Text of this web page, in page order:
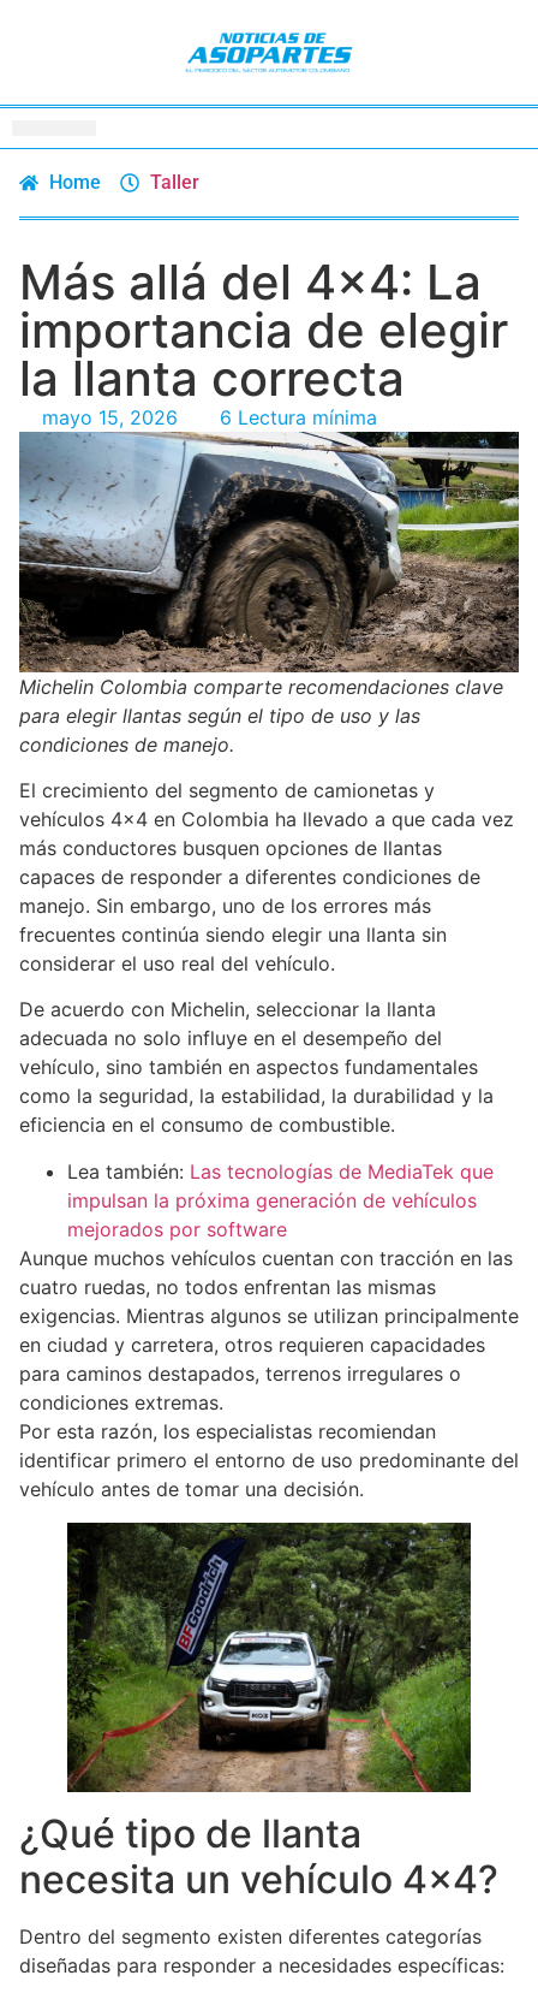
Home Taller
Más allá del 4×4: La
importancia de elegir
la llanta correcta
mayo 15, 2026 6 Lectura mínima
Michelin Colombia comparte recomendaciones clave
para elegir llantas según el tipo de uso y las
condiciones de manejo.
El crecimiento del segmento de camionetas y
vehículos 4×4 en Colombia ha llevado a que cada vez
más conductores busquen opciones de llantas
capaces de responder a diferentes condiciones de
manejo. Sin embargo, uno de los errores más
frecuentes continúa siendo elegir una llanta sin
considerar el uso real del vehículo.
De acuerdo con Michelin, seleccionar la llanta
adecuada no solo influye en el desempeño del
vehículo, sino también en aspectos fundamentales
como la seguridad, la estabilidad, la durabilidad y la
eficiencia en el consumo de combustible.
Lea también: Las tecnologías de MediaTek que
impulsan la próxima generación de vehículos
mejorados por software
Aunque muchos vehículos cuentan con tracción en las
cuatro ruedas, no todos enfrentan las mismas
exigencias. Mientras algunos se utilizan principalmente
en ciudad y carretera, otros requieren capacidades
para caminos destapados, terrenos irregulares o
condiciones extremas.
Por esta razón, los especialistas recomiendan
identificar primero el entorno de uso predominante del
vehículo antes de tomar una decisión.
¿Qué tipo de llanta
necesita un vehículo 4×4?
Dentro del segmento existen diferentes categorías
diseñadas para responder a necesidades específicas: